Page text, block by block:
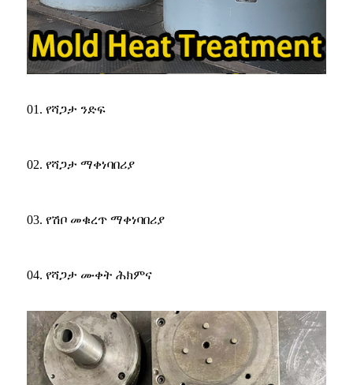
01. የሻጋታ ንድፍ
02. የሻጋታ ማቀነባበሪያ
03. የሽቦ መቁረጥ ማቀነባበሪያ
04. የሻጋታ ሙቀት ሕክምና